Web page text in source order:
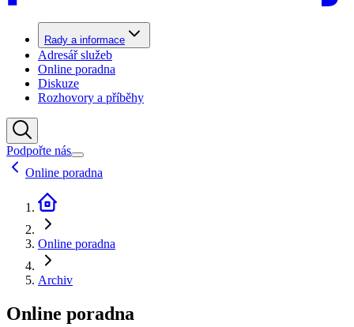
Rady a informace
Adresář služeb
Online poradna
Diskuze
Rozhovory a příběhy
Podpořte nás
Online poradna
Online poradna
Archiv
Online poradna